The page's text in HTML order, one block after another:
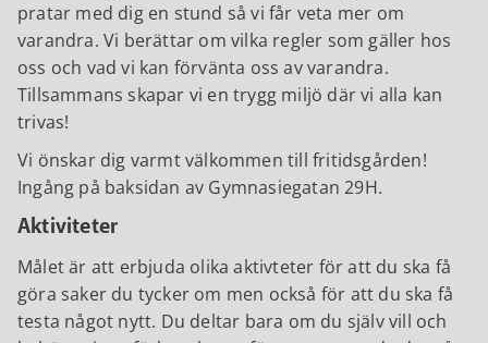
pratar med dig en stund så vi får veta mer om
varandra. Vi berättar om vilka regler som gäller hos
oss och vad vi kan förvänta oss av varandra.
Tillsammans skapar vi en trygg miljö där vi alla kan
trivas!
Vi önskar dig varmt välkommen till fritidsgården!
Ingång på baksidan av Gymnasiegatan 29H.
Aktiviteter
Målet är att erbjuda olika aktivteter för att du ska få
göra saker du tycker om men också för att du ska få
testa något nytt. Du deltar bara om du själv vill och